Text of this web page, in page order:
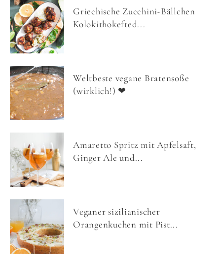
Griechische Zucchini-Bällchen
Kolokithokefted...
Weltbeste vegane Bratensoße
(wirklich!) ❤
Amaretto Spritz mit Apfelsaft,
Ginger Ale und...
Veganer sizilianischer
Orangenkuchen mit Pist...